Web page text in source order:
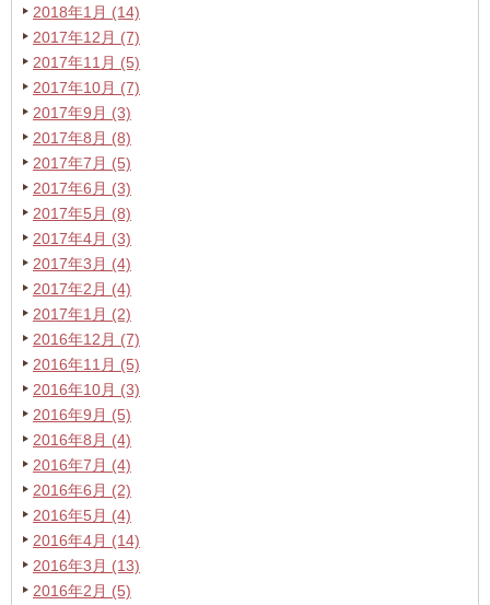
2018年1月 (14)
2017年12月 (7)
2017年11月 (5)
2017年10月 (7)
2017年9月 (3)
2017年8月 (8)
2017年7月 (5)
2017年6月 (3)
2017年5月 (8)
2017年4月 (3)
2017年3月 (4)
2017年2月 (4)
2017年1月 (2)
2016年12月 (7)
2016年11月 (5)
2016年10月 (3)
2016年9月 (5)
2016年8月 (4)
2016年7月 (4)
2016年6月 (2)
2016年5月 (4)
2016年4月 (14)
2016年3月 (13)
2016年2月 (5)